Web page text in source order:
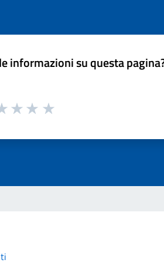
informazioni su questa